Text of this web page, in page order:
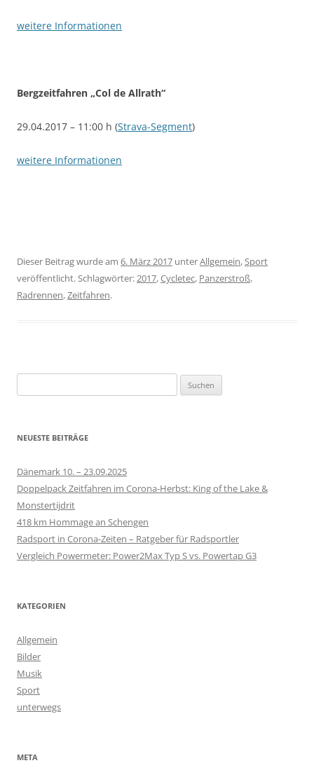
weitere Informationen
Bergzeitfahren „Col de Allrath“
29.04.2017 – 11:00 h (Strava-Segment)
weitere Informationen
Dieser Beitrag wurde am 6. März 2017 unterAllgemein,Sport
veröffentlicht. Schlagwörter:2017,Cycletec, Panzerstroß,
Radrennen,Zeitfahren.
u
h
n
n
a
c
h
:
NEUESTE BEITRÄGE
Dänemark 10. – 23.09.2025
Doppelpack Zeitfahren im Corona-Herbst: King of the Lake &
Monstertijdrit
418 km Hommage an Schengen
Radsport in Corona-Zeiten – Ratgeber für Radsportler
Vergleich Powermeter: Power2Max Typ S vs. Powertap G3
KATEGORIEN
Allgemein
Bilder
Musik
Sport
unterwegs
META